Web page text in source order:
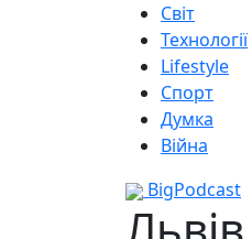
Світ
Технології
Lifestyle
Спорт
Думка
Війна
BigPodcast